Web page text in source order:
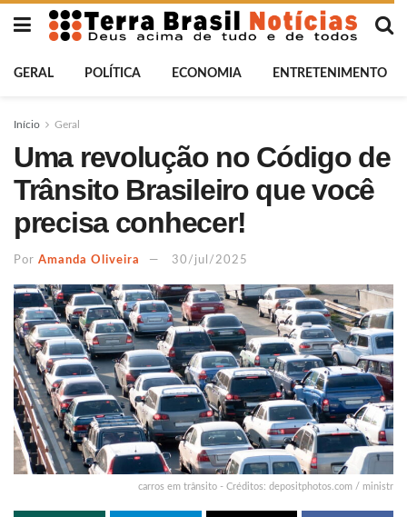
GERAL POLÍTICA ECONOMIA ENTRETENIMENTO
Início Geral
Uma revolução no Código de
Trânsito Brasileiro que você
precisa conhecer!
Por Amanda Oliveira 30/jul/2025
carros em trânsito - Créditos: depositphotos.com / ministr